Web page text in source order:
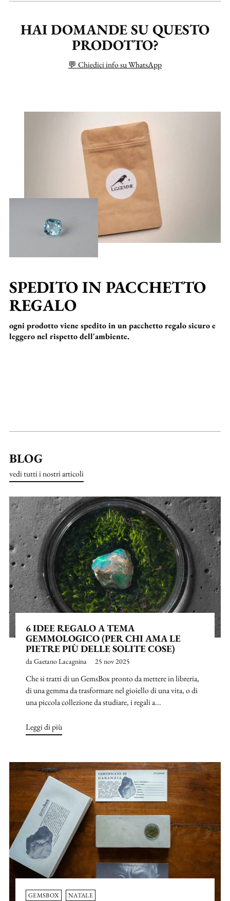
HAI DOMANDE SU QUESTO
PRODOTTO?
💬 Chiedici info su WhatsApp
SPEDITO IN PACCHETTO
REGALO
ogni prodotto viene spedito in un pacchetto regalo sicuro e
leggero nel rispetto dell'ambiente.
BLOG
vedi tutti i nostri articoli
6 IDEE REGALO A TEMA
GEMMOLOGICO (PER CHI AMA LE
PIETRE PIÙ DELLE SOLITE COSE)
da Gaetano Lacagnina 25 nov 2025
Che si tratti di un GemsBox pronto da mettere in libreria,
di una gemma da trasformare nel gioiello di una vita, o di
una piccola collezione da studiare, i regali a...
Leggi di più
GEMSBOX NATALE